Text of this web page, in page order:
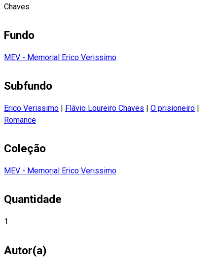
Chaves
Fundo
MEV - Memorial Erico Verissimo
Subfundo
Erico Verissimo | Flávio Loureiro Chaves | O prisioneiro |
Romance
Coleção
MEV - Memorial Erico Verissimo
Quantidade
1
Autor(a)